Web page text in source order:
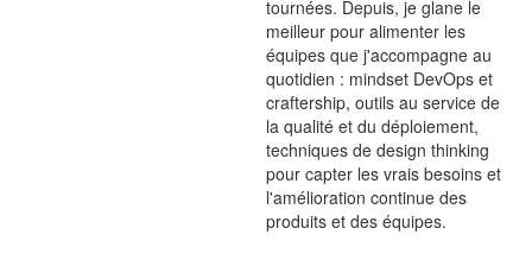
tournées. Depuis, je glane le
meilleur pour alimenter les
équipes que j'accompagne au
quotidien : mindset DevOps et
craftership, outils au service de
la qualité et du déploiement,
techniques de design thinking
pour capter les vrais besoins et
l'amélioration continue des
produits et des équipes.